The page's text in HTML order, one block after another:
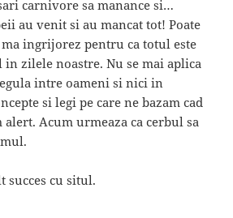
carnivore sa manance si…
au venit si au mancat tot! Poate
ingrijorez pentru ca totul este
zilele noastre. Nu se mai aplica
intre oameni si nici in
si legi pe care ne bazam cad
Acum urmeaza ca cerbul sa
succes cu situl.